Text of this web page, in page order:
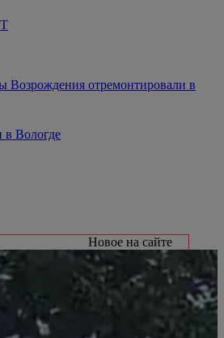
Возрождения отремонтировали в
в Вологде
Новое на сайте